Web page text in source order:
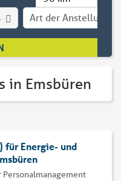
Art der Anstellung
in Emsbüren
Energie- und
Personalmanagement